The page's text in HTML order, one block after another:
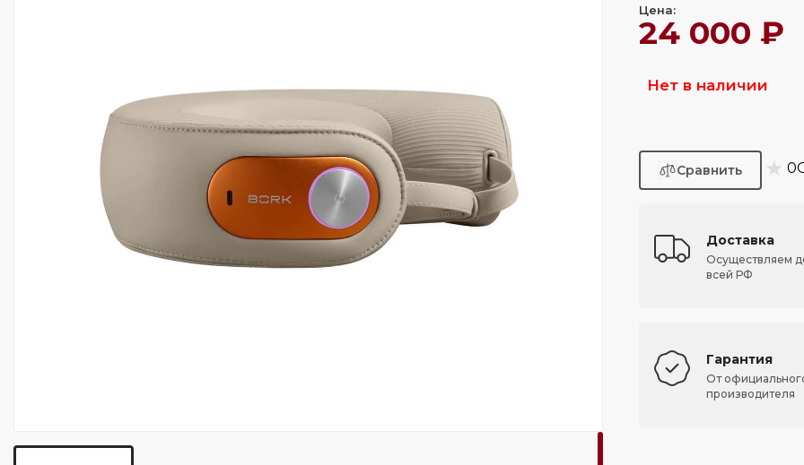
Цена:
24 000 ₽
Нет в наличии
★ 0
Доставка
Осуществляем
всей РФ
Гарантия
От
производителя